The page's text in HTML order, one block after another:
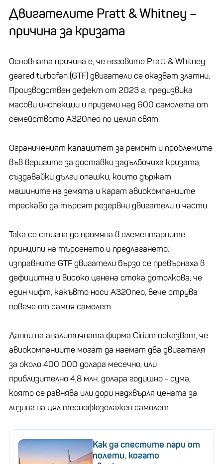
Двигателите Pratt & Whitney –
причина за кризата
Основната причина е, че неговите Pratt & Whitney
geared turbofan (GTF) двигатели се оказват златни.
Производствен дефект от 2023 г. предизвика
масови инспекции и приземи над 600 самолета от
семейството A320neo по целия свят.
Ограниченият капацитет за ремонт и проблемите
във веригите за доставки задълбочиха кризата,
създавайки дълги опашки, които държат
машините на земята и карат авиокомпаниите
трескаво да търсят резервни двигатели и части.
Така се стигна до промяна в елементарните
принципи на търсенето и предлагането:
изправните GTF двигатели бързо се превърнаха в
дефицитна и високо ценена стока дотолкова, че
един чифт, какъвто носи A320neo, вече струва
повече от самия самолет.
Данни на аналитичната фирма Cirium показват, че
авиокомпаниите могат да наемат два двигателя
за около 400 000 долара месечно, или
приблизително 4,8 млн. долара годишно - сума,
която се равнява или дори надхвърля цената за
лизинг на цял теснофюзелажен самолет.
Как да спестите пари от
полети, когато